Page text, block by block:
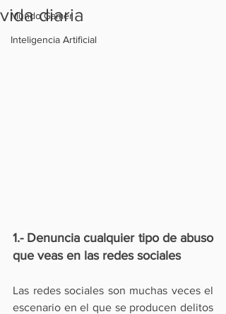
Mundo Gamer
Inteligencia Artificial
vida diaria
1.- Denuncia cualquier tipo de abuso
que veas en las redes sociales
Las redes sociales son muchas veces el
escenario en el que se producen delitos